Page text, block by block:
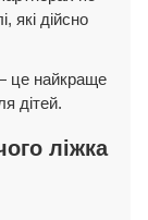
які дійсно
це найкраще
дітей.
ліжка